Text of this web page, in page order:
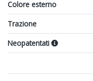
Colore esterno
Trazione
Neopatentati